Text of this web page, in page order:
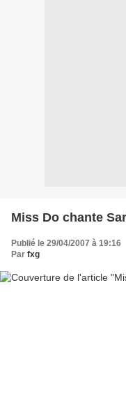
Miss Do chante
Publié le 29/04/2007 à 19:16
Par fxg